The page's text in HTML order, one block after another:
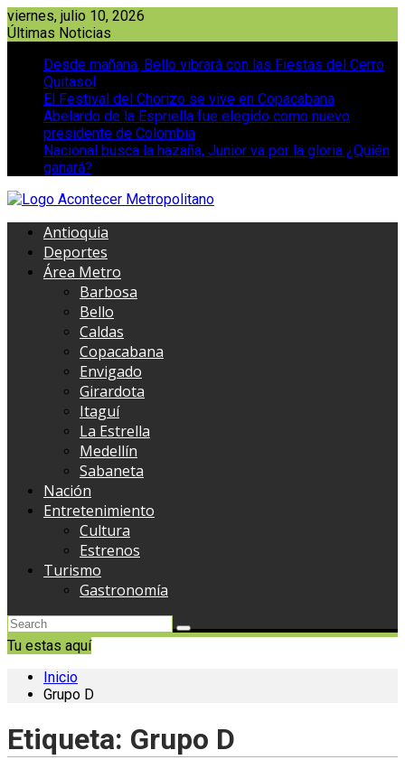
Saltar
al
viernes, julio 10, 2026
Últimas Noticias
Desde mañana, Bello vibrará con las Fiestas del Cerro
Quitasol
El Festival del Chorizo se vive en Copacabana
Abelardo de la Espriella fue elegido como nuevo
presidente de Colombia
Nacional busca la hazaña, Junior va por la gloria ¿Quién
ganará?
Antioquia
Deportes
Área Metro
Barbosa
Bello
Caldas
Copacabana
Envigado
Girardota
Itaguí
La Estrella
Medellín
Sabaneta
Nación
Entretenimiento
Cultura
Estrenos
Turismo
Gastronomía
Tu estas aquí
Inicio
Grupo D
Etiqueta: Grupo D